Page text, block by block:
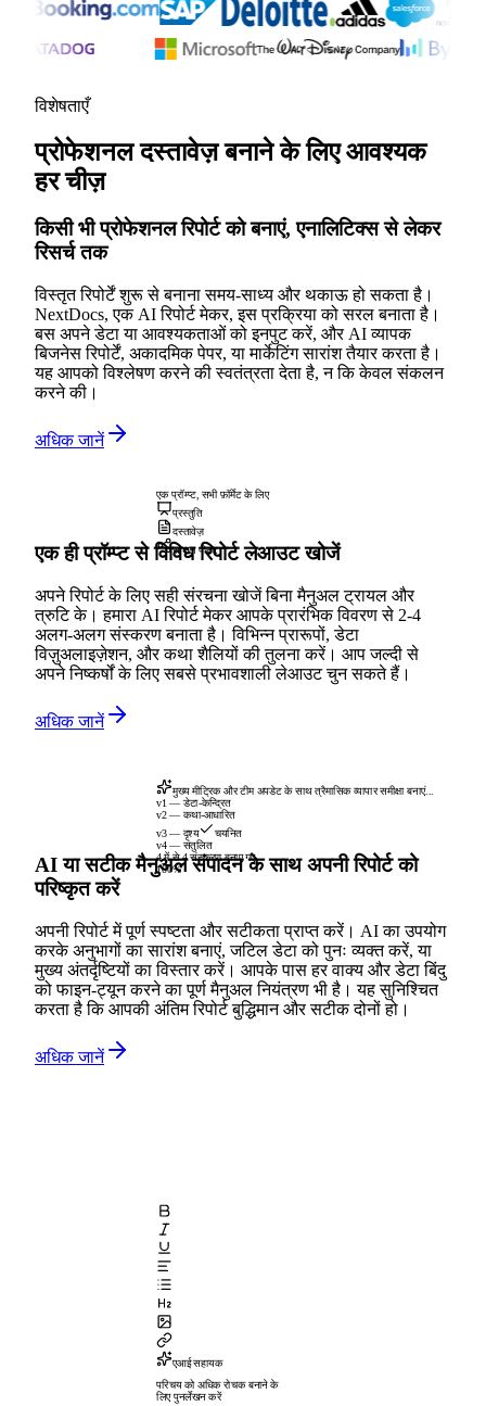
विशेषताएँ
प्रोफेशनल दस्तावेज़ बनाने के लिए आवश्यक
हर चीज़
किसी भी प्रोफेशनल रिपोर्ट को बनाएं, एनालिटिक्स से लेकर
रिसर्च तक
विस्तृत रिपोर्टें शुरू से बनाना समय-साध्य और थकाऊ हो सकता है।
NextDocs, एक AI रिपोर्ट मेकर, इस प्रक्रिया को सरल बनाता है।
बस अपने डेटा या आवश्यकताओं को इनपुट करें, और AI व्यापक
बिजनेस रिपोर्टें, अकादमिक पेपर, या मार्केटिंग सारांश तैयार करता है।
यह आपको विश्लेषण करने की स्वतंत्रता देता है, न कि केवल संकलन
करने की।
अधिक जानें
एक प्रॉम्प्ट, सभी फ़ॉर्मेट के लिए
प्रस्तुति
दस्तावेज़
सोशल पोस्ट
एक ही प्रॉम्प्ट से विविध रिपोर्ट लेआउट खोजें
अपने रिपोर्ट के लिए सही संरचना खोजें बिना मैनुअल ट्रायल और
त्रुटि के। हमारा AI रिपोर्ट मेकर आपके प्रारंभिक विवरण से 2-4
अलग-अलग संस्करण बनाता है। विभिन्न प्रारूपों, डेटा
विज़ुअलाइज़ेशन, और कथा शैलियों की तुलना करें। आप जल्दी से
अपने निष्कर्षों के लिए सबसे प्रभावशाली लेआउट चुन सकते हैं।
अधिक जानें
मुख्य मीट्रिक और टीम अपडेट के साथ त्रैमासिक व्यापार समीक्षा बनाएं...
v1 — डेटा-केन्द्रित
v2 — कथा-आधारित
v3 — दृश्य
चयनित
v4 — संतुलित
4 में से 4 संस्करण बनाए गए
100%
AI या सटीक मैनुअल संपादन के साथ अपनी रिपोर्ट को
परिष्कृत करें
अपनी रिपोर्ट में पूर्ण स्पष्टता और सटीकता प्राप्त करें। AI का उपयोग
करके अनुभागों का सारांश बनाएं, जटिल डेटा को पुनः व्यक्त करें, या
मुख्य अंतर्दृष्टियों का विस्तार करें। आपके पास हर वाक्य और डेटा बिंदु
को फाइन-ट्यून करने का पूर्ण मैनुअल नियंत्रण भी है। यह सुनिश्चित
करता है कि आपकी अंतिम रिपोर्ट बुद्धिमान और सटीक दोनों हो।
अधिक जानें
एआई सहायक
परिचय को अधिक रोचक बनाने के
लिए पुनर्लेखन करें